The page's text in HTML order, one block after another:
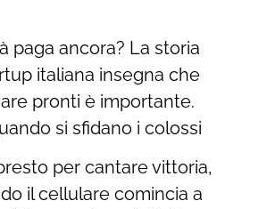
paga ancora? La storia
italiana insegna che
pronti è importante.
si sfidano i colossi
per cantare vittoria,
il cellulare comincia a